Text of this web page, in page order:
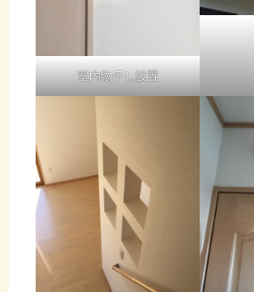
で
す、
建
築
室内物干し設置